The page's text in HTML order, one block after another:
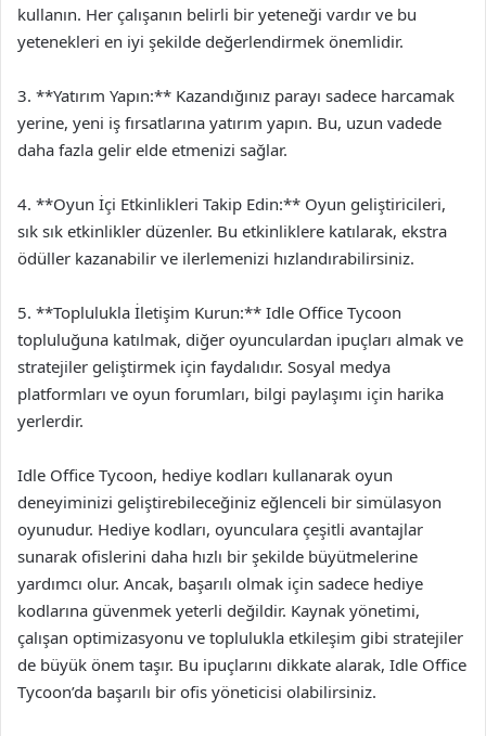
kullanın. Her çalışanın belirli bir yeteneği vardır ve bu
yetenekleri en iyi şekilde değerlendirmek önemlidir.
3. **Yatırım Yapın:** Kazandığınız parayı sadece harcamak
yerine, yeni iş fırsatlarına yatırım yapın. Bu, uzun vadede
daha fazla gelir elde etmenizi sağlar.
4. **Oyun İçi Etkinlikleri Takip Edin:** Oyun geliştiricileri,
sık sık etkinlikler düzenler. Bu etkinliklere katılarak, ekstra
ödüller kazanabilir ve ilerlemenizi hızlandırabilirsiniz.
5. **Toplulukla İletişim Kurun:** Idle Office Tycoon
topluluğuna katılmak, diğer oyunculardan ipuçları almak ve
stratejiler geliştirmek için faydalıdır. Sosyal medya
platformları ve oyun forumları, bilgi paylaşımı için harika
yerlerdir.
Idle Office Tycoon, hediye kodları kullanarak oyun
deneyiminizi geliştirebileceğiniz eğlenceli bir simülasyon
oyunudur. Hediye kodları, oyunculara çeşitli avantajlar
sunarak ofislerini daha hızlı bir şekilde büyütmelerine
yardımcı olur. Ancak, başarılı olmak için sadece hediye
kodlarına güvenmek yeterli değildir. Kaynak yönetimi,
çalışan optimizasyonu ve toplulukla etkileşim gibi stratejiler
de büyük önem taşır. Bu ipuçlarını dikkate alarak, Idle Office
Tycoon’da başarılı bir ofis yöneticisi olabilirsiniz.